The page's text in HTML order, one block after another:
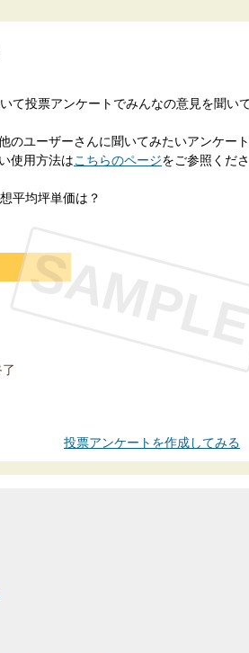
て投票アンケートでみんなの意見を聞い
のユーザーさんに聞いてみたいアンケー
使用方法は こちらのページをご参照くださ
平均坪単価は？
SAMPLE
投票アンケートを作成してみる